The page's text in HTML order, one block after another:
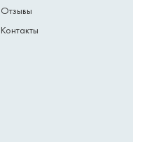
Отзывы
Контакты